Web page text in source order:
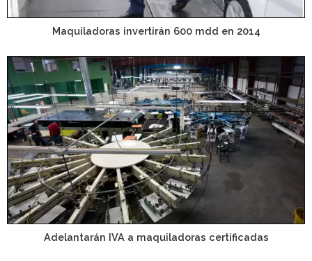
Maquiladoras invertirán 600 mdd en 2014
Adelantarán IVA a maquiladoras certificadas